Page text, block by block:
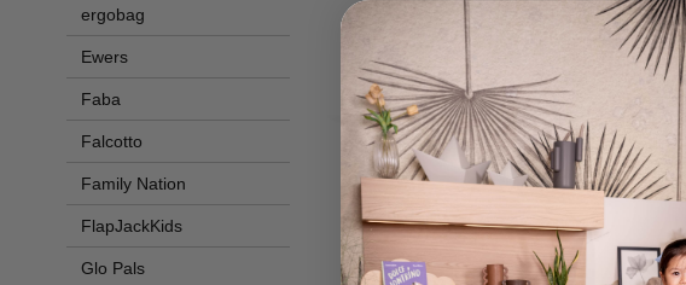
ergobag
Ewers
Faba
Falcotto
Family Nation
FlapJackKids
Glo Pals